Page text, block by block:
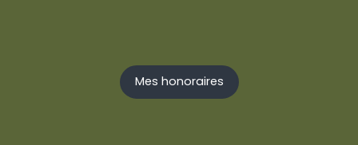
Mes honoraires